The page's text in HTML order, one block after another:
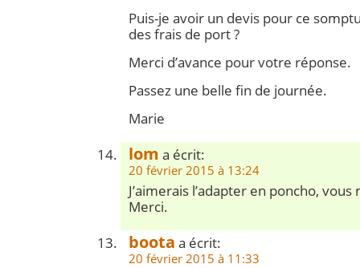
Puis-je avoir un devis pour ce
des frais de port ?
Merci d’avance pour votre réponse.
Passez une belle fin de journée.
Marie
lom a écrit:
20 février 2015 à 13:24
J’aimerais l’adapter en poncho, vous
Merci.
boota a écrit:
20 février 2015 à 11:33